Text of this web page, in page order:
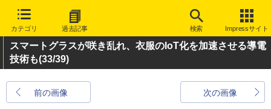
カテゴリ 過去記事 検索 Impressサイト
スマートグラスが咲き乱れ、衣服のIoT化を加速させる導電
技術も(33/39)
前の画像 次の画像